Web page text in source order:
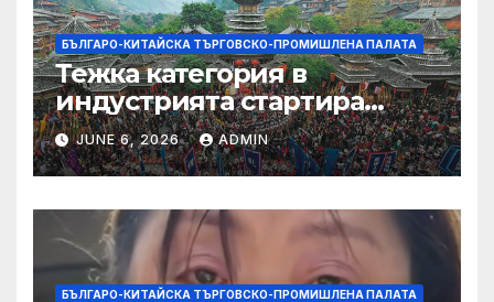
БЪЛГАРО-КИТАЙСКА ТЪРГОВСКО-ПРОМИШЛЕНА ПАЛАТА
Тежка категория в
индустрията стартира
алианс за космическа
слънчева енергия
JUNE 6, 2026 ADMIN
БЪЛГАРО-КИТАЙСКА ТЪРГОВСКО-ПРОМИШЛЕНА ПАЛАТА